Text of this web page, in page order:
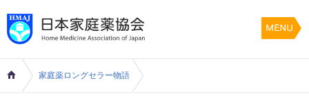
家庭薬ロングセラー物語